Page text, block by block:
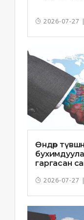
2026-07-27
Өндөр
гаргасан
2026-07-27